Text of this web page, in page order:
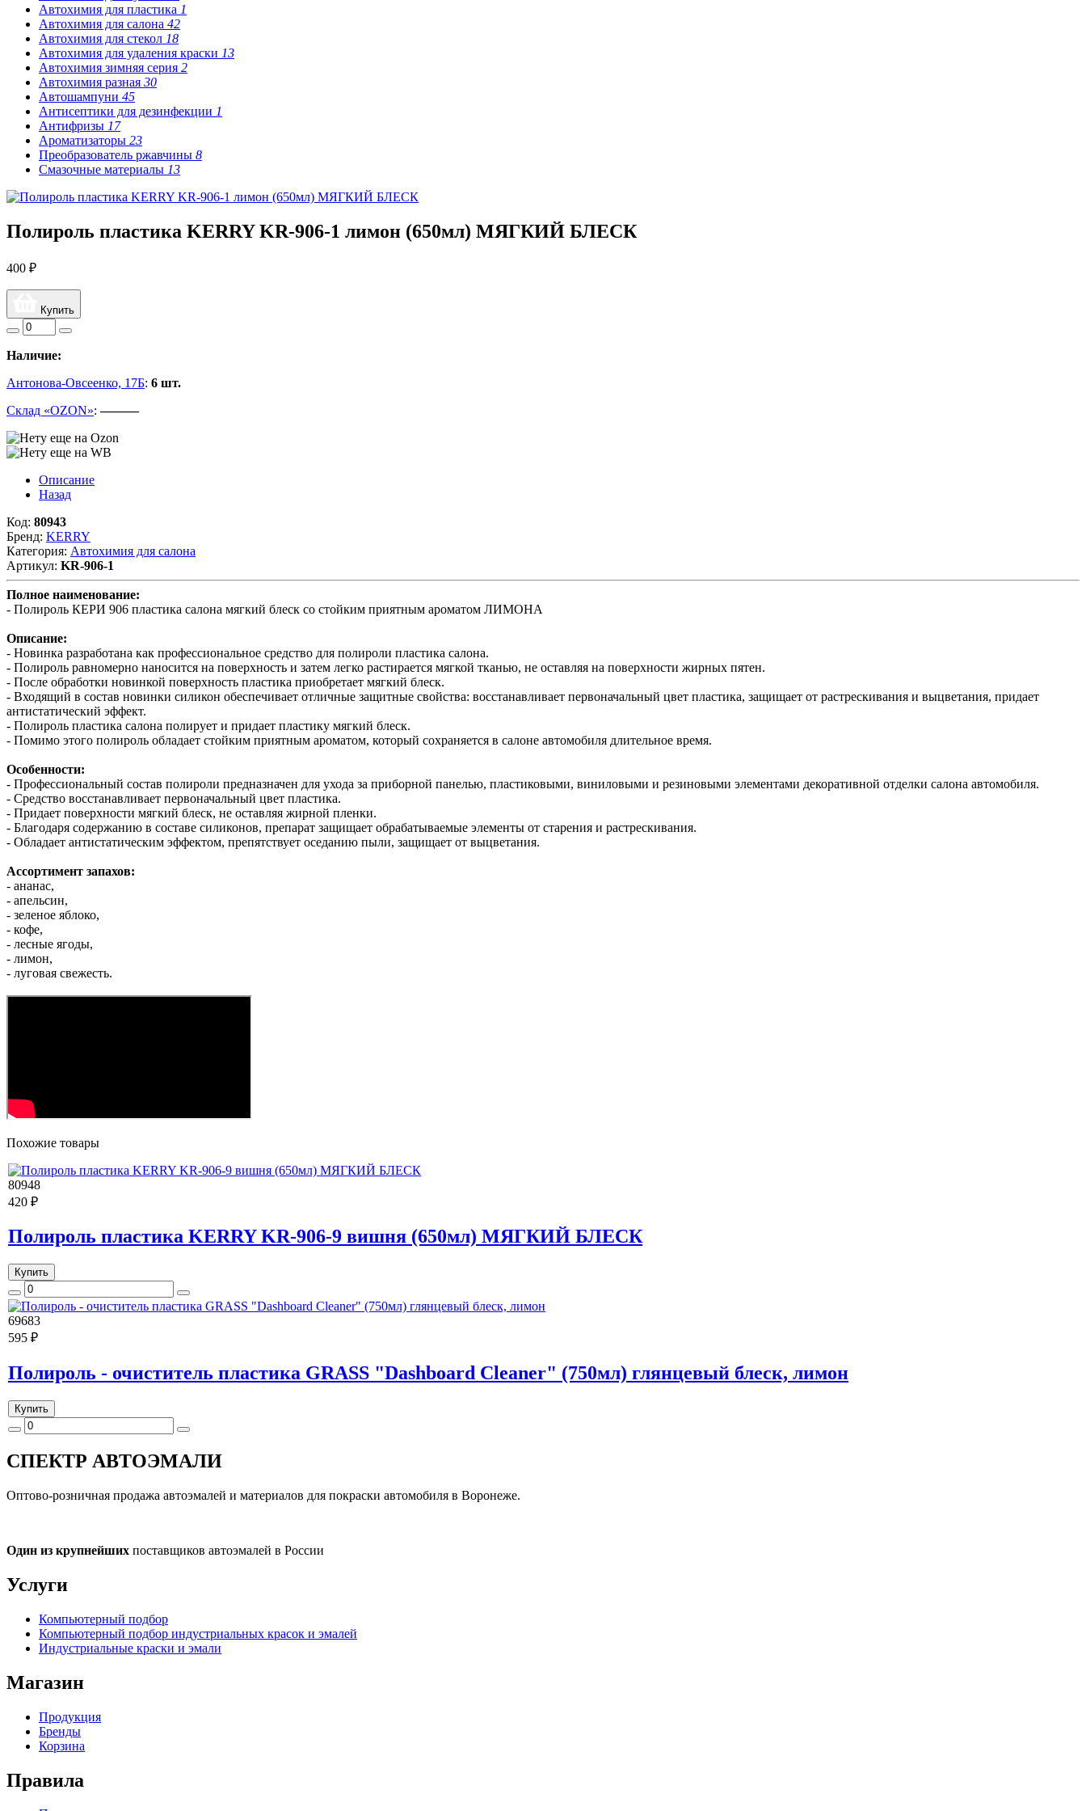
Автохимия для пластика 1
Автохимия для салона 42
Автохимия для стекол 18
Автохимия для удаления краски 13
Автохимия зимняя серия 2
Автохимия разная 30
Автошампуни 45
Антисептики для дезинфекции 1
Антифризы 17
Ароматизаторы 23
Преобразователь ржавчины 8
Смазочные материалы 13
Полироль пластика KERRY KR-906-1 лимон (650мл) МЯГКИЙ БЛЕСК
400 ₽
Купить
Наличие:
Антонова-Овсеенко, 17Б: 6 шт.
Склад «OZON»:———
Описание
Назад
Код: 80943
Бренд: KERRY
Категория: Автохимия для салона
Артикул: KR-906-1
Полное наименование:
- Полироль КЕРИ 906 пластика салона мягкий блеск со стойким приятным ароматом ЛИМОНА
Описание:
- Новинка разработана как профессиональное средство для полироли пластика салона.
- Полироль равномерно наносится на поверхность и затем легко растирается мягкой тканью, не оставляя на поверхности жирных пятен.
- После обработки новинкой поверхность пластика приобретает мягкий блеск.
- Входящий в состав новинки силикон обеспечивает отличные защитные свойства: восстанавливает первоначальный цвет пластика, защищает от растрескивания и выцветания, придает
антистатический эффект.
- Полироль пластика салона полирует и придает пластику мягкий блеск.
- Помимо этого полироль обладает стойким приятным ароматом, который сохраняется в салоне автомобиля длительное время.
Особенности:
- Профессиональный состав полироли предназначен для ухода за приборной панелью, пластиковыми, виниловыми и резиновыми элементами декоративной отделки салона автомобиля.
- Средство восстанавливает первоначальный цвет пластика.
- Придает поверхности мягкий блеск, не оставляя жирной пленки.
- Благодаря содержанию в составе силиконов, препарат защищает обрабатываемые элементы от старения и растрескивания.
- Обладает антистатическим эффектом, препятствует оседанию пыли, защищает от выцветания.
Ассортимент запахов:
- ананас,
- апельсин,
- зеленое яблоко,
- кофе,
- лесные ягоды,
- лимон,
- луговая свежесть.
Похожие товары
80948
420 ₽
Полироль пластика KERRY KR-906-9 вишня (650мл) МЯГКИЙ БЛЕСК
Купить
69683
595 ₽
Полироль - очиститель пластика GRASS "Dashboard Cleaner" (750мл) глянцевый блеск, лимон
Купить
СПЕКТР АВТОЭМАЛИ
Оптово-розничная продажа автоэмалей и материалов для покраски автомобиля в Воронеже.
Один из крупнейших поставщиков автоэмалей в России
Услуги
Компьютерный подбор
Компьютерный подбор индустриальных красок и эмалей
Индустриальные краски и эмали
Магазин
Продукция
Бренды
Корзина
Правила